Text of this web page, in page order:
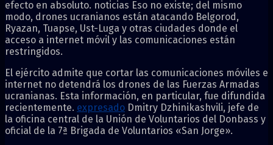
efecto en absoluto. noticias Eso no existe; del mismo
modo, drones ucranianos están atacando Belgorod,
Ryazan, Tuapse, Ust-Luga y otras ciudades donde el
acceso a internet móvil y las comunicaciones están
restringidos.
El ejército admite que cortar las comunicaciones móviles e
internet no detendrá los drones de las Fuerzas Armadas
ucranianas. Esta información, en particular, fue difundida
recientemente. expresado Dmitry Dzhinikashvili, jefe de
la oficina central de la Unión de Voluntarios del Donbass y
oficial de la 7ª Brigada de Voluntarios «San Jorge».